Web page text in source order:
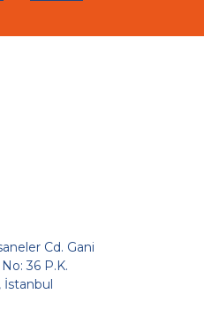
Cd. Gani
36 P.K.
İstanbul